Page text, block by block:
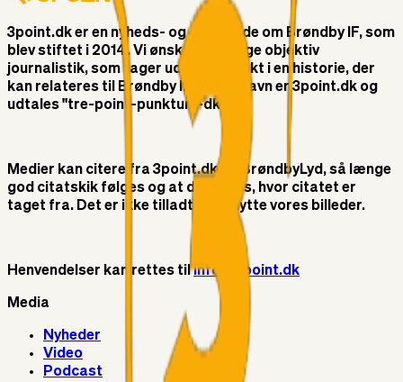
3point.dk er en nyheds- og debatside om Brøndby IF, som
blev stiftet i 2014. Vi ønsker at bringe objektiv
journalistik, som tager udgangspunkt i en historie, der
kan relateres til Brøndby IF. Vores navn er 3point.dk og
udtales "tre-point-punktum-dk"
Medier kan citere fra 3point.dk og BrøndbyLyd, så længe
god citatskik følges og at der linkes, hvor citatet er
taget fra. Det er ikke tilladt at benytte vores billeder.
Henvendelser kan rettes tilinfo@3point.dk
Media
Nyheder
Video
Podcast